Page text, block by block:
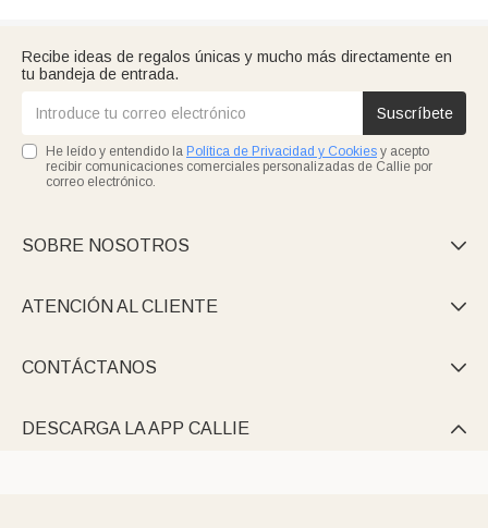
Recibe ideas de regalos únicas y mucho más directamente en
tu bandeja de entrada.
Suscríbete
He leído y entendido la Política de Privacidad y Cookies y acepto
recibir comunicaciones comerciales personalizadas de Callie por
correo electrónico.
SOBRE NOSOTROS 
ATENCIÓN AL CLIENTE 
CONTÁCTANOS 
DESCARGA LA APP CALLIE 